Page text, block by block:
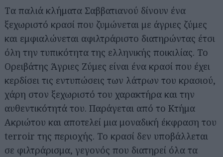
Tα παλιά κλήματα Σαββατιανού δίνουν ένα
ξεχωριστό κρασί που ζυμώνεται με άγριες ζύμες
και εμφιαλώνεται αφιλτράριστο διατηρώντας έτσι
όλη την τυπικότητα της ελληνικής ποικιλίας. Το
Ορειβάτης Άγριες Ζύμες είναι ένα κρασί που έχει
κερδίσει τις εντυπώσεις των λάτρων του κρασιού,
χάρη στον ξεχωριστό του χαρακτήρα και την
αυθεντικότητά του. Παράγεται από το Κτήμα
Ακριώτου και αποτελεί μια μοναδική έκφραση του
terroir της περιοχής. Το κρασί δεν υποβάλλεται
σε φιλτράρισμα, γεγονός που διατηρεί όλα τα